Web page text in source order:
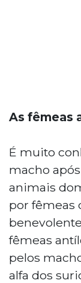
As fêmeas
É muito
macho
animais
por fêmeas
fêmeas
pelos
alfa dos